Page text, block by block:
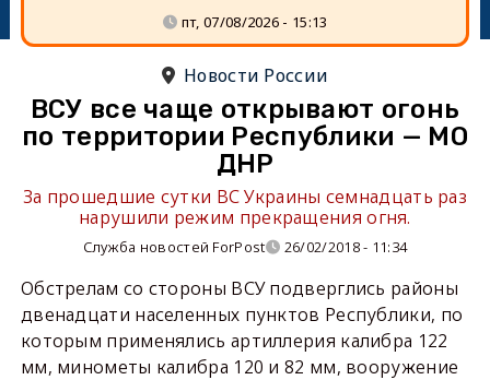
пт, 07/08/2026 - 15:13
Новости России
ВСУ все чаще открывают огонь
по территории Республики — МО
ДНР
За прошедшие сутки ВС Украины семнадцать раз
нарушили режим прекращения огня.
Служба новостей ForPost 26/02/2018 - 11:34
Обстрелам со стороны ВСУ подверглись районы
двенадцати населенных пунктов Республики, по
которым применялись артиллерия калибра 122
мм, минометы калибра 120 и 82 мм, вооружение